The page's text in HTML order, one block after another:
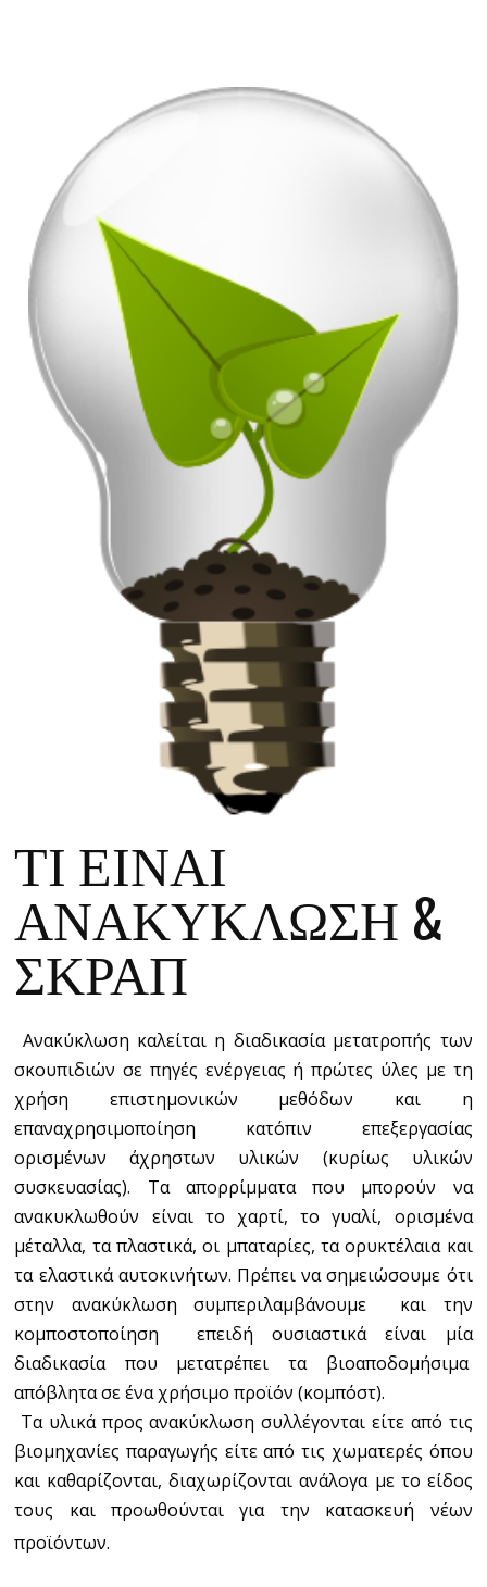
ΤΙ ΕΙΝΑΙ
ΑΝΑΚΥΚΛΩΣΗ &
ΣΚΡΑΠ
Ανακύκλωση καλείται η διαδικασία μετατροπής των
σκουπιδιών σε πηγές ενέργειας ή πρώτες ύλες με τη
χρήση επιστημονικών μεθόδων και η
επαναχρησιμοποίηση κατόπιν επεξεργασίας
ορισμένων άχρηστων υλικών (κυρίως υλικών
συσκευασίας). Τα απορρίμματα που μπορούν να
ανακυκλωθούν είναι το χαρτί, το γυαλί, ορισμένα
μέταλλα, τα πλαστικά, οι μπαταρίες, τα ορυκτέλαια και
τα ελαστικά αυτοκινήτων. Πρέπει να σημειώσουμε ότι
στην ανακύκλωση συμπεριλαμβάνουμε και την
κομποστοποίηση επειδή ουσιαστικά είναι μία
διαδικασία που μετατρέπει τα βιοαποδομήσιμα
απόβλητα σε ένα χρήσιμο προϊόν (κομπόστ).
Τα υλικά προς ανακύκλωση συλλέγονται είτε από τις
βιομηχανίες παραγωγής είτε από τις χωματερές όπου
και καθαρίζονται, διαχωρίζονται ανάλογα με το είδος
τους και προωθούνται για την κατασκευή νέων
προϊόντων.